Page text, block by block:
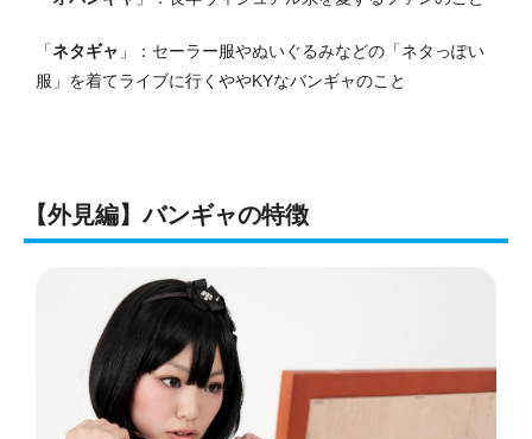
「ネタギャ 」：セーラー服やぬいぐるみなどの「ネタっぽい
服」を着てライブに行くややKYなバンギャのこと
【外見編】バンギャの特徴